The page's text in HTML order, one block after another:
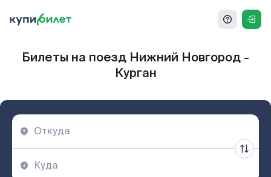
Билеты на поезд Нижний Новгород -
Курган